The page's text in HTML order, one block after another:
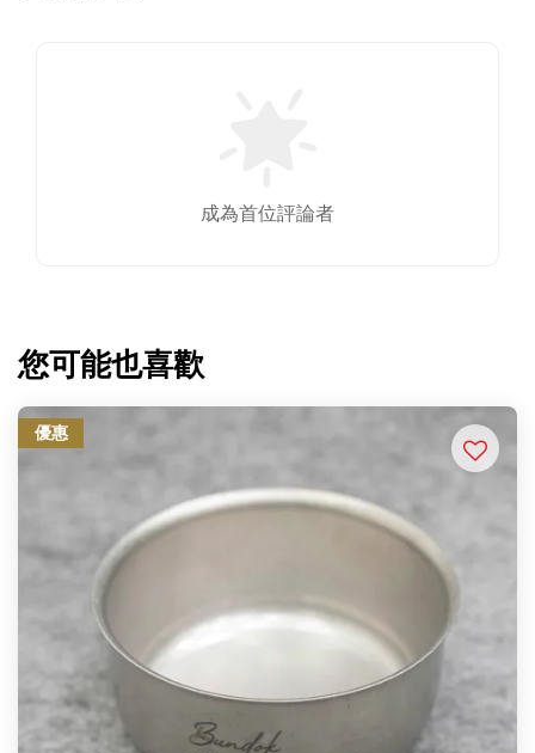
成為首位評論者
您可能也喜歡
優惠